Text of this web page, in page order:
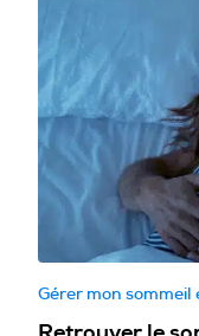
Gérer mon sommeil